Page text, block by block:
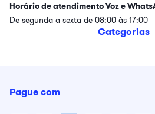
Horário de atendimento Voz e
De segunda a sexta de 08:00 às 17:00
Categorias
Pague com